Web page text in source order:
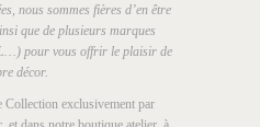
nous sommes fières d’en être
que de plusieurs marques
pour vous offrir le plaisir de
décor.
Collection exclusivement par